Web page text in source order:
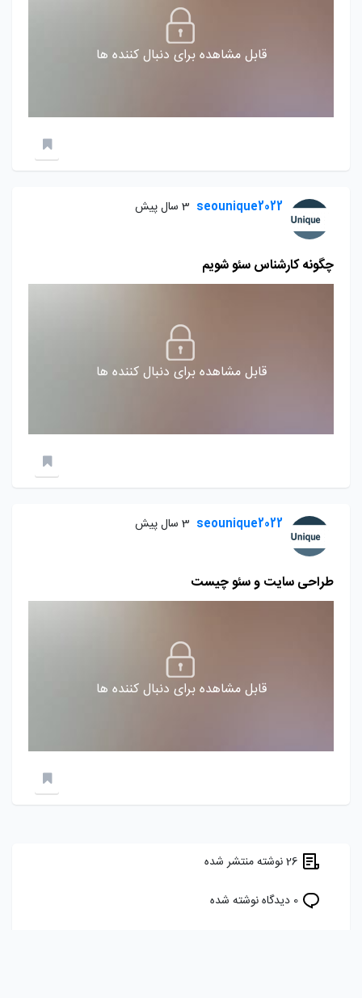
قابل مشاهده برای دنبال کننده ها
seounique2022 3 سال پیش
چگونه کارشناس سئو شویم
قابل مشاهده برای دنبال کننده ها
seounique2022 3 سال پیش
طراحی سایت و سئو چیست
قابل مشاهده برای دنبال کننده ها